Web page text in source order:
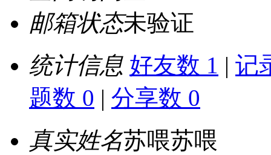
邮箱状态未验证
统计信息 好友数 1 | 记
题数 0 | 分享数 0
真实姓名苏喂苏喂